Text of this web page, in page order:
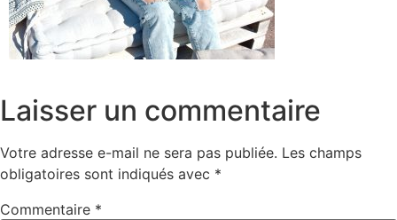
Laisser un commentaire
Votre adresse e-mail ne sera pas publiée. Les champs
obligatoires sont indiqués avec *
Commentaire *